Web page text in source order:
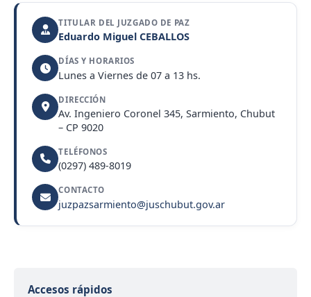
TITULAR DEL JUZGADO DE PAZ
Eduardo Miguel CEBALLOS
DÍAS Y HORARIOS
Lunes a Viernes de 07 a 13 hs.
DIRECCIÓN
Av. Ingeniero Coronel 345, Sarmiento, Chubut
– CP 9020
TELÉFONOS
(0297) 489-8019
CONTACTO
juzpazsarmiento@juschubut.gov.ar
Accesos rápidos